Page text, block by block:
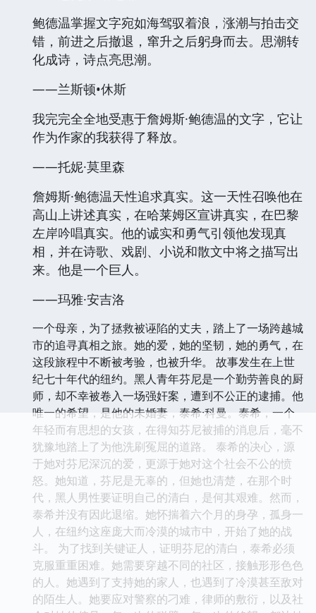
鲍德温掌握文字宛如海驾驭着浪，涨潮与拍击交
错，前进之后撤退，窜升之后躬身而去。思潮转
化成诗，诗点亮思潮。
——兰斯顿•休斯
我完完全全地受惠于詹姆斯·鲍德温的文字，它让
作为作家的我获得了释放。
——托妮·莫里森
詹姆斯·鲍德温天性追求真实。这一天性召唤他在
高山上讲述真实，在哈莱姆区宣讲真实，在巴黎
左岸吟唱真实。他的诚实和勇气引领他发现真
相，并在诗歌、戏剧、小说和散文中将之描写出
来。他是一个巨人。
——玛雅·安吉洛
一个母亲，为了拯救被诬陷的丈夫，踏上了一场跨越城
市的追寻真相之旅。她的爱，她的坚韧，她的勇气，在
这段旅程中不断被考验，也被升华。 故事发生在上世
纪七十年代的纽约。黑人青年芬尼是一个勤劳善良的厨
师，却不幸被卷入一场强奸案，遭到不公正的逮捕。他
唯一的希望，是他的未婚妻，泰希·科曼。泰希，一个
年轻而有思想的女孩，在得知芬尼被捕的消息后，毫不
犹豫地踏上了为他洗刷冤屈的道路。 泰希的决心，源
于她对芬尼深沉的爱，更源于她对这个社会不公的愤
怒。她知道，芬尼是无辜的，但她也清楚，在那个时
代，黑人男性要证明自己的清白，是何其艰难。然而，
泰希并没有因此退缩。她怀揣着六个月的身孕，孤身一
人，在纽约这座庞大而冷漠的城市中，开始了她的战
斗。 为了找到关键证人，证明芬尼的清白，泰希必须
克服重重困难。她需要穿越不同的社区，接触形形色色
的人。她遇到了支持她的家人，也遇到了冷漠甚至敌对
的陌生人。她要应对警察的刁难，律师的敷衍，以及社